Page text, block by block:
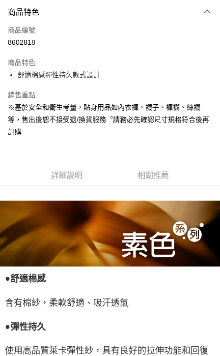
信用卡一次付款
LINE Pay
悠遊付
Google Pay
全盈+PAY
ATM付款
每筆NT$80，滿NT$990(含以上)免運費
每筆NT$80，滿NT$699(含以上)免運費
商品特色
商品編號
8602818
商品特色
舒適棉感彈性持久款式設計
銷售重點
※基於安全和衛生考量，貼身用品如內衣褲、襪子、褲襪、絲襪
等，售出後恕不接受退/換貨服務︒請務必先確認尺寸規格符合後再
訂購
詳細說明 相關推薦
●舒適棉感
含有棉紗，柔軟舒適、吸汗透氣
●彈性持久
使用高品質萊卡彈性紗，具有良好的拉伸功能和回復